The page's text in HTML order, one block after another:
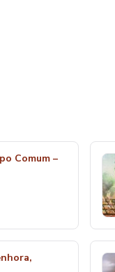
Comum –